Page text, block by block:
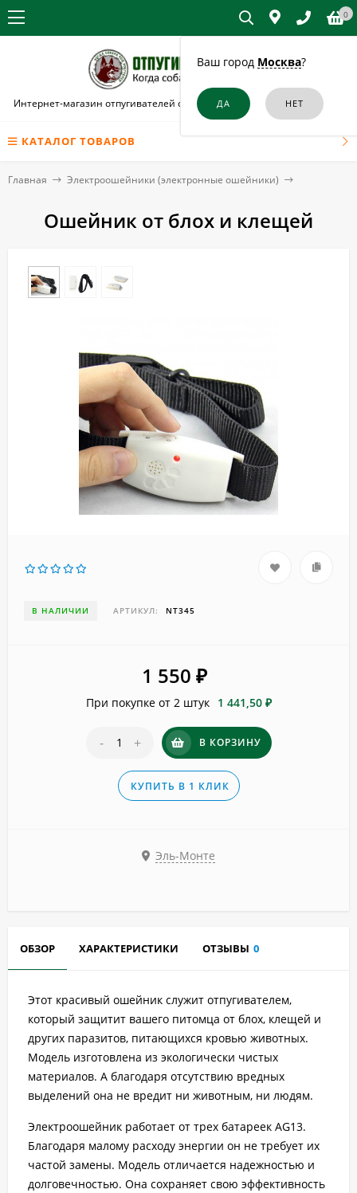
Ваш город Москва?
0
Интернет-магазин отпугивателей собак и кошек в Южно-Сахалинске
КАТАЛОГ ТОВАРОВ
Главная Электроошейники (электронные ошейники)
Ошейник от блох и клещей
В НАЛИЧИИ АРТИКУЛ: NT345
1 550 ₽
При покупке от 2 штук 1 441,50 ₽
- + В КОРЗИНУ
КУПИТЬ В 1 КЛИК
Эль-Монте
ОБЗОР ХАРАКТЕРИСТИКИ ОТЗЫВЫ 0
Этот красивый ошейник служит отпугивателем,
который защитит вашего питомца от блох, клещей и
других паразитов, питающихся кровью животных.
Модель изготовлена из экологически чистых
материалов. А благодаря отсутствию вредных
выделений она не вредит ни животным, ни людям.
Электроошейник работает от трех батареек AG13.
Благодаря малому расходу энергии он не требует их
частой замены. Модель отличается надежностью и
долговечностью. Она сохраняет свою эффективность